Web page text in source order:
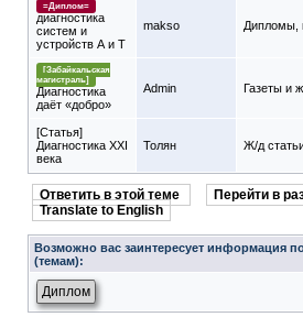
=Диплом=
диагностика
систем и
устройств А и Т
makso Дипломы,
[Забайкальская
магистраль]
Диагностика
даёт «добро»
Admin Газеты и
[Статья]
Диагностика XXI
века
Толян Ж/д
Ответить в этой теме
Перейти в
Translate to English
Возможно вас заинтересует информация
(темам):
Диплом